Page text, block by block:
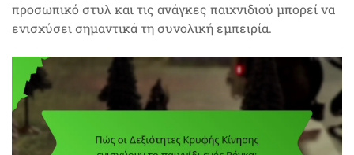
προσωπικό στυλ και τις ανάγκες παιχνιδιού μπορεί να
ενισχύσει σημαντικά τη συνολική εμπειρία.